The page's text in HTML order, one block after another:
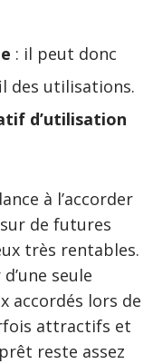
: il peut donc
des utilisations.
d’utilisation
à l’accorder
de futures
très rentables.
seule
accordés lors de
attractifs et
reste assez